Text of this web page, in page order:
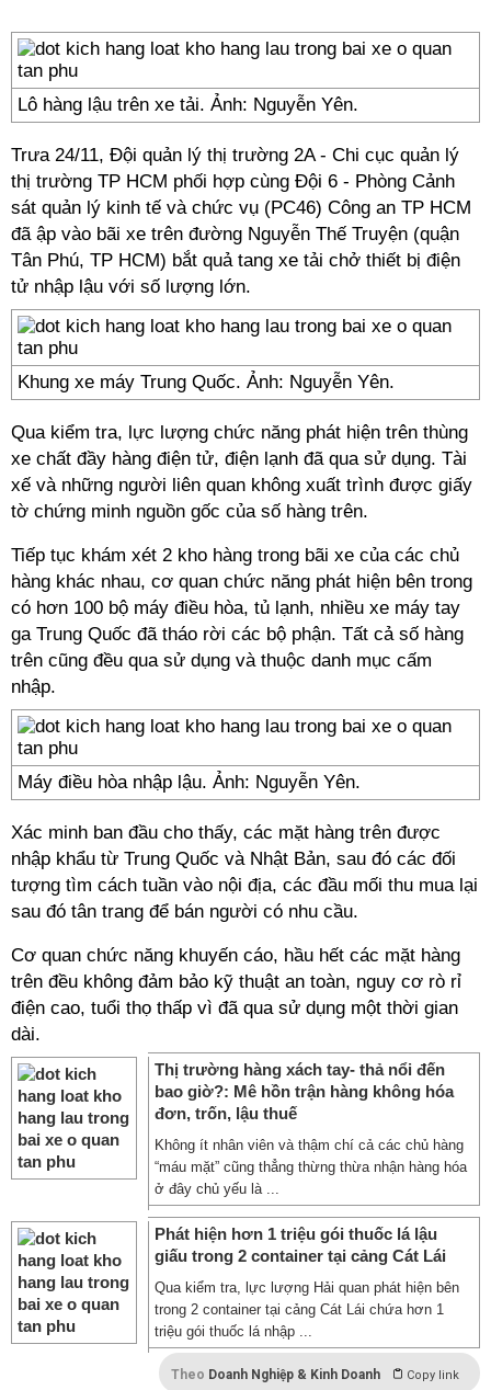
Lô hàng lậu trên xe tải. Ảnh: Nguyễn Yên.
Trưa 24/11, Đội quản lý thị trường 2A - Chi cục quản lý
thị trường TP HCM phối hợp cùng Đội 6 - Phòng Cảnh
sát quản lý kinh tế và chức vụ (PC46) Công an TP HCM
đã ập vào bãi xe trên đường Nguyễn Thế Truyện (quận
Tân Phú, TP HCM) bắt quả tang xe tải chở thiết bị điện
tử nhập lậu với số lượng lớn.
Khung xe máy Trung Quốc. Ảnh: Nguyễn Yên.
Qua kiểm tra, lực lượng chức năng phát hiện trên thùng
xe chất đầy hàng điện tử, điện lạnh đã qua sử dụng. Tài
xế và những người liên quan không xuất trình được giấy
tờ chứng minh nguồn gốc của số hàng trên.
Tiếp tục khám xét 2 kho hàng trong bãi xe của các chủ
hàng khác nhau, cơ quan chức năng phát hiện bên trong
có hơn 100 bộ máy điều hòa, tủ lạnh, nhiều xe máy tay
ga Trung Quốc đã tháo rời các bộ phận. Tất cả số hàng
trên cũng đều qua sử dụng và thuộc danh mục cấm
nhập.
Máy điều hòa nhập lậu. Ảnh: Nguyễn Yên.
Xác minh ban đầu cho thấy, các mặt hàng trên được
nhập khẩu từ Trung Quốc và Nhật Bản, sau đó các đối
tượng tìm cách tuần vào nội địa, các đầu mối thu mua lại
sau đó tân trang để bán người có nhu cầu.
Cơ quan chức năng khuyến cáo, hầu hết các mặt hàng
trên đều không đảm bảo kỹ thuật an toàn, nguy cơ rò rỉ
điện cao, tuổi thọ thấp vì đã qua sử dụng một thời gian
dài.
Thị trường hàng xách tay- thả nổi đến
bao giờ?: Mê hồn trận hàng không hóa
đơn, trốn, lậu thuế
Không ít nhân viên và thậm chí cả các chủ hàng
“máu mặt” cũng thẳng thừng thừa nhận hàng hóa
ở đây chủ yếu là ...
Phát hiện hơn 1 triệu gói thuốc lá lậu
giấu trong 2 container tại cảng Cát Lái
Qua kiểm tra, lực lượng Hải quan phát hiện bên
trong 2 container tại cảng Cát Lái chứa hơn 1
triệu gói thuốc lá nhập ...
Theo Doanh Nghiệp & Kinh Doanh Copy link